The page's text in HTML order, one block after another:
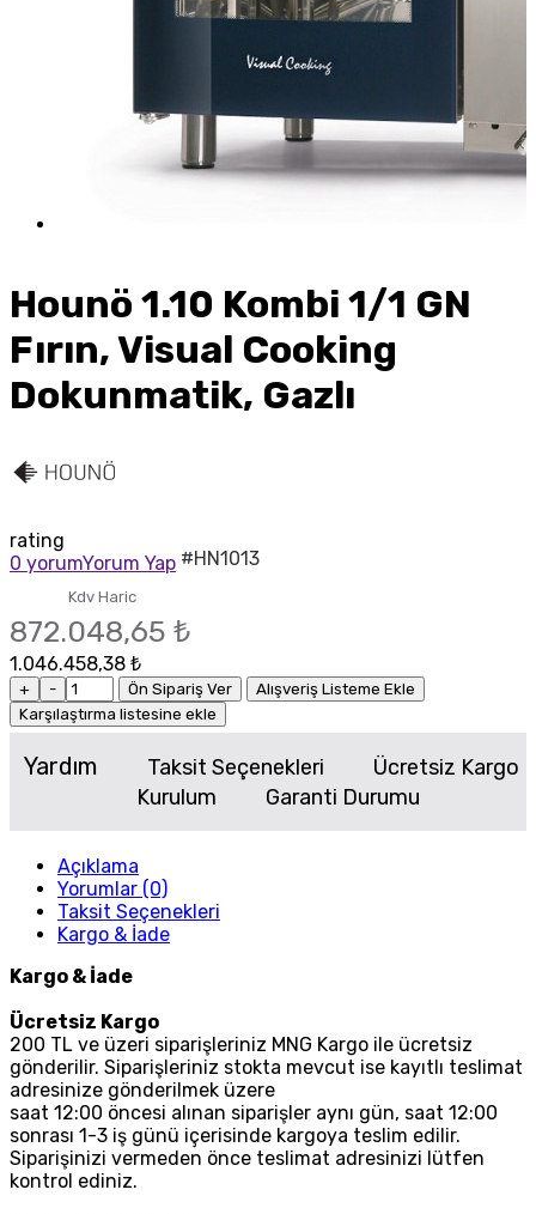
Hounö 1.10 Kombi 1/1 GN
Fırın, Visual Cooking
Dokunmatik, Gazlı
rating
0 yorumYorum Yap #HN1013
Kdv Haric
872.048,65 ₺
1.046.458,38 ₺
+ - Ön Sipariş Ver
Alışveriş Listeme Ekle
Karşılaştırma listesine ekle
Yardım Taksit Seçenekleri
Ücretsiz Kargo
Kurulum
Garanti Durumu
Açıklama
Yorumlar (0)
Taksit Seçenekleri
Kargo & İade
Kargo & İade
Ücretsiz Kargo
200 TL ve üzeri siparişleriniz MNG Kargo ile ücretsiz
gönderilir. Siparişleriniz stokta mevcut ise kayıtlı teslimat
adresinize gönderilmek üzere
saat 12:00 öncesi alınan siparişler aynı gün, saat 12:00
sonrası 1-3 iş günü içerisinde kargoya teslim edilir.
Siparişinizi vermeden önce teslimat adresinizi lütfen
kontrol ediniz.